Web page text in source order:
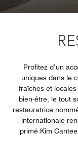
Profitez d’un
uniques dans le
fraîches et
bien-être, le tout
restauratrice
internationale
primé Kim